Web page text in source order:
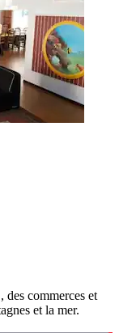
des commerces et
et la mer.